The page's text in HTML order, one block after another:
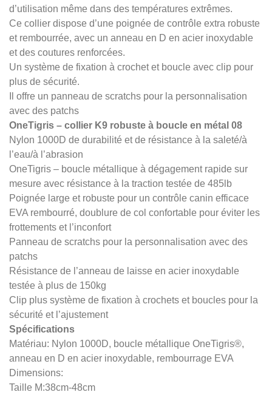
d’utilisation même dans des températures extrêmes.
Ce collier dispose d’une poignée de contrôle extra robuste
et rembourrée, avec un anneau en D en acier inoxydable
et des coutures renforcées.
Un système de fixation à crochet et boucle avec clip pour
plus de sécurité.
Il offre un panneau de scratchs pour la personnalisation
avec des patchs
OneTigris – collier K9 robuste à boucle en métal 08
Nylon 1000D de durabilité et de résistance à la saleté/à
l’eau/à l’abrasion
OneTigris – boucle métallique à dégagement rapide sur
mesure avec résistance à la traction testée de 485lb
Poignée large et robuste pour un contrôle canin efficace
EVA rembourré, doublure de col confortable pour éviter les
frottements et l’inconfort
Panneau de scratchs pour la personnalisation avec des
patchs
Résistance de l’anneau de laisse en acier inoxydable
testée à plus de 150kg
Clip plus système de fixation à crochets et boucles pour la
sécurité et l’ajustement
Spécifications
Matériau: Nylon 1000D, boucle métallique OneTigris®,
anneau en D en acier inoxydable, rembourrage EVA
Dimensions:
Taille M:38cm-48cm